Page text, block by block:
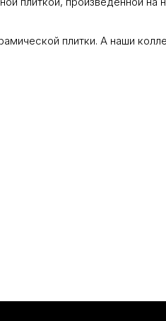
плитки. А наши